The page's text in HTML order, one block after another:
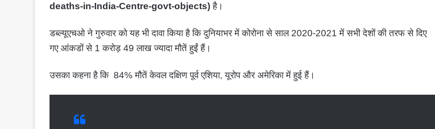
deaths-in-India-Centre-govt-objects)है।
डब्ल्यूएचओ ने गुरुवार को यह भी दावा किया है कि दुनियाभर में कोरोना से साल 2020-2021 में सभी देशों की तरफ से दिए
गए आंकडों से 1 करोड़ 49 लाख ज्यादा मौतें हुईं हैं।
उसका कहना है कि 84% मौतें केवल दक्षिण पूर्व एशिया, यूरोप और अमेरिका में हुई हैं।